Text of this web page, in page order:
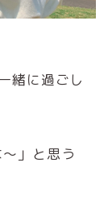
緒に過ごし
」と思う